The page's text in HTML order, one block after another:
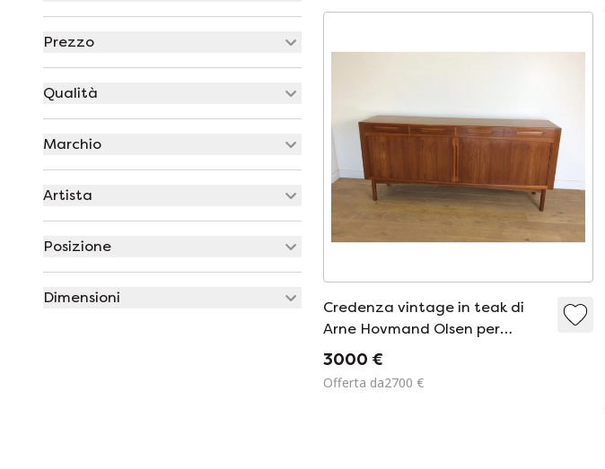
Prezzo
Qualità
Marchio
Artista
Posizione
Dimensioni
Credenza vintage in teak di
Arne Hovmand Olsen per
Mogens Kold - anni &#39;60
3000 €
Offerta da2700 €